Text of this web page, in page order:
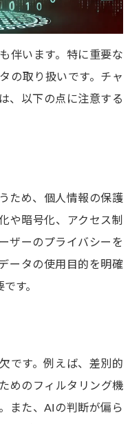
伴います。特に重要な
の取り扱いです。チャ
、以下の点に注意する
ため、個人情報の保護
や暗号化、アクセス制
ザーのプライバシーを
ータの使用目的を明確
す。
です。例えば、差別的
めのフィルタリング機
また、AIの判断が偏ら